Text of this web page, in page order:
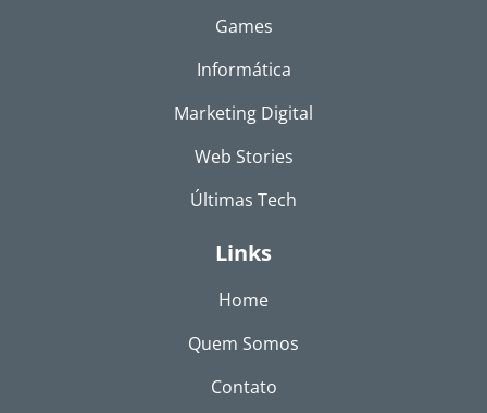
Games
Informática
Marketing Digital
Web Stories
Últimas Tech
Links
Home
Quem Somos
Contato